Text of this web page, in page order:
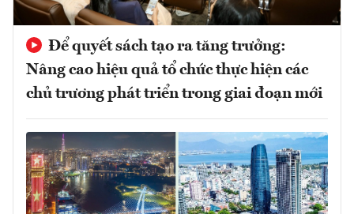
Để quyết sách tạo ra tăng trưởng:
Nâng cao hiệu quả tổ chức thực hiện các
chủ trương phát triển trong giai đoạn mới